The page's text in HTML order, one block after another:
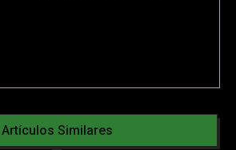
Artículos Similares